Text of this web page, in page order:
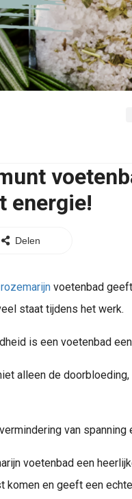
energie!
Delen
rozemarijn voetenbad
staat tijdens het werk.
is een voetenbad een
alleen de doorbloeding,
van spanning
voetenbad een
komen en geeft een